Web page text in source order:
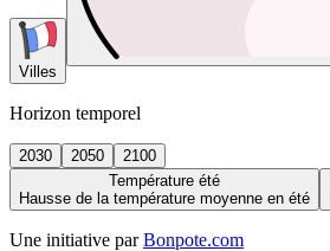
Villes
Horizon temporel
2030 2050
2100
Température été
Hausse de la température moyenne en été
Une initiative par Bonpote.com